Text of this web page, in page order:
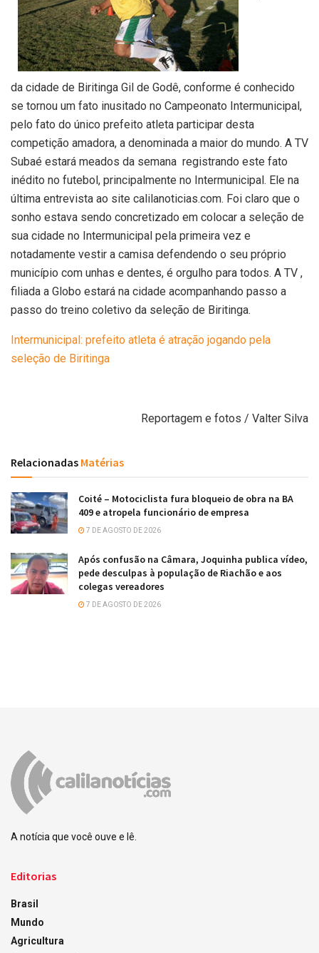
da cidade de Biritinga Gil de Godê, conforme é conhecido
se tornou um fato inusitado no Campeonato Intermunicipal,
pelo fato do único prefeito atleta participar desta
competição amadora, a denominada a maior do mundo. A TV
Subaé estará meados da semana registrando este fato
inédito no futebol, principalmente no Intermunicipal. Ele na
última entrevista ao site calilanoticias.com. Foi claro que o
sonho estava sendo concretizado em colocar a seleção de
sua cidade no Intermunicipal pela primeira vez e
notadamente vestir a camisa defendendo o seu próprio
município com unhas e dentes, é orgulho para todos. A TV ,
filiada a Globo estará na cidade acompanhando passo a
passo do treino coletivo da seleção de Biritinga.
Intermunicipal: prefeito atleta é atração jogando pela
seleção de Biritinga
Reportagem e fotos / Valter Silva
Relacionadas Matérias
Coité – Motociclista fura bloqueio de obra na BA
409 e atropela funcionário de empresa
7 DE AGOSTO DE 2026
Após confusão na Câmara, Joquinha publica vídeo,
pede desculpas à população de Riachão e aos
colegas vereadores
7 DE AGOSTO DE 2026
A notícia que você ouve e lê.
Editorias
Brasil
Mundo
Agricultura